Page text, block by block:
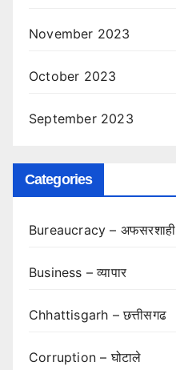
November 2023
October 2023
September 2023
Categories
Bureaucracy – अफसरशाही
Business – व्यापार
Chhattisgarh – छत्तीसगढ
Corruption – घोटाले